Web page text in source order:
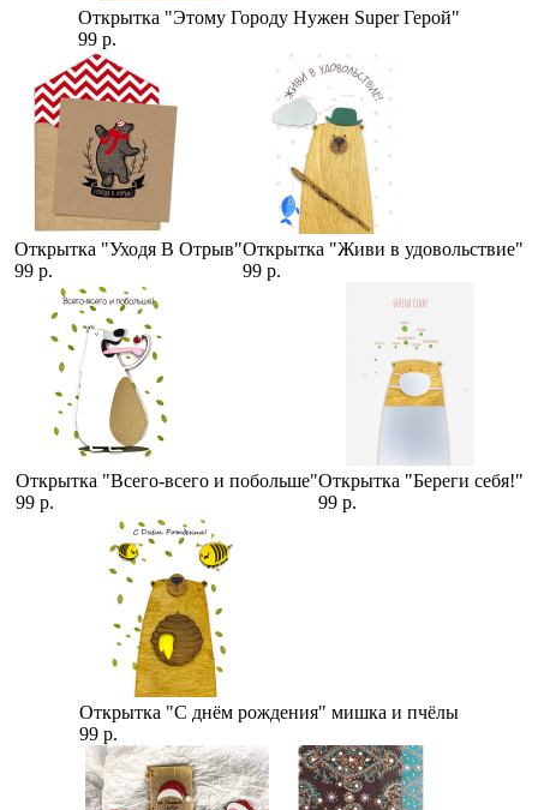
Открытка "Этому Городу Нужен Super Герой"
99 р.
Открытка "Уходя В Отрыв"
99 р.
Открытка "Живи в удовольствие"
99 р.
Открытка "Всего-всего и побольше"
99 р.
Открытка "Береги себя!"
99 р.
Открытка "С днём рождения" мишка и пчёлы
99 р.